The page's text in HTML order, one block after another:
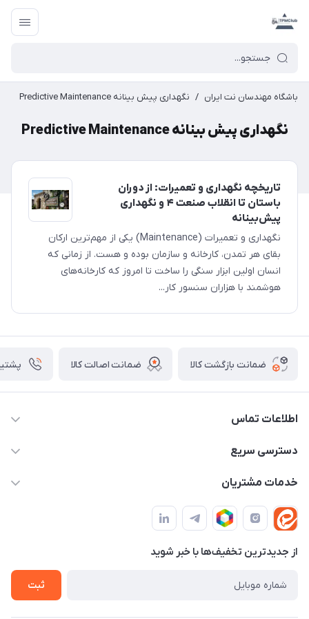
باشگاه مهندسان نت ایران / نگهداری پیش بینانه Predictive Maintenance
نگهداری پیش بینانه Predictive Maintenance
تاریخچه نگهداری و تعمیرات: از دوران
باستان تا انقلاب صنعت ۴ و نگهداری
پیش‌بینانه
نگهداری و تعمیرات (Maintenance) یکی از مهم‌ترین ارکان
بقای هر تمدن، کارخانه و سازمان بوده و هست. از زمانی که
انسان اولین ابزار سنگی را ساخت تا امروز که کارخانه‌های
هوشمند با هزاران سنسور کار...
ضمانت بازگشت کالا ضمانت اصالت کالا
اطلاعات تماس
09982430312
دسترسی سریع
حساب کاربری
لیست محصولات
درباره ما
خدمات مشتریان
قوانین و مقررات
حریم خصوصی
راهنما
از جدید‌ترین تخفیف‌ها با‌ خبر شوید
ثبت